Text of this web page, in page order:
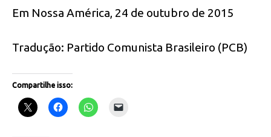
Em Nossa América, 24 de outubro de 2015
Tradução: Partido Comunista Brasileiro (PCB)
Compartilhe isso: